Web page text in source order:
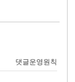
댓글운영원칙